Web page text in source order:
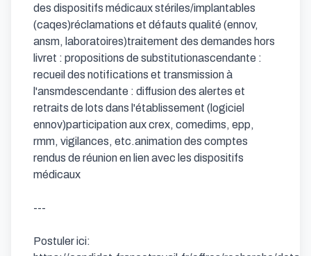
des dispositifs médicaux stériles/implantables
(caqes)réclamations et défauts qualité (ennov,
ansm, laboratoires)traitement des demandes hors
livret : propositions de substitutionascendante :
recueil des notifications et transmission à
l'ansmdescendante : diffusion des alertes et
retraits de lots dans l'établissement (logiciel
ennov)participation aux crex, comedims, epp,
rmm, vigilances, etc.animation des comptes
rendus de réunion en lien avec les dispositifs
médicaux
---
Postuler ici: